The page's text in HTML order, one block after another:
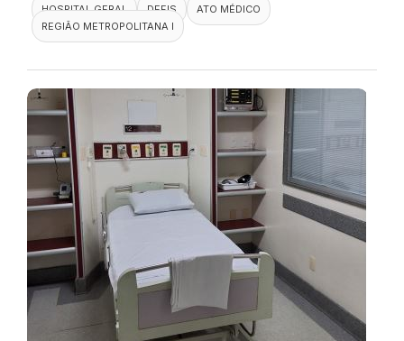
HOSPITAL GERAL
DEFIS
ATO MÉDICO
REGIÃO METROPOLITANA I